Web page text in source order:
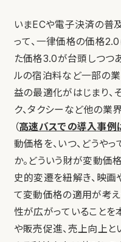
いまECや電子決済の普
って、一律価格の価格
た価格3.0が台頭しつつ
ルの宿泊料など一部の業
益の最適化がはじまり、
ク、タクシーなど他の業
（高速バスでの導入事例
動価格を、いつ、どうや
か。どういう財が変動価
史的変遷を紐解き、映画
て変動価格の適用が考
性が広がっていることを
や販売促進、売上向上と